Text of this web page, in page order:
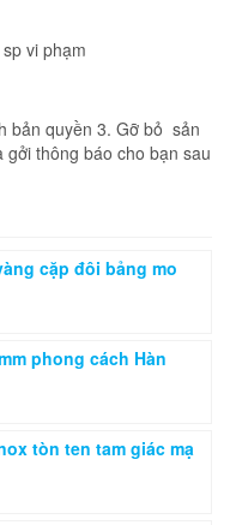
phẩm
vi phạm
bản quyền 3. Gỡ bỏ sản
thông báo cho bạn sau
cặp đôi bảng mo
phong cách Hàn
tòn ten tam giác mạ